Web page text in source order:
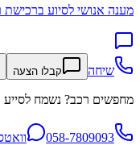
מענה אנושי לסיוע ברכישת
שיחה קבלו הצעה
מחפשים רכב? נשמח לסייע
058-7809093